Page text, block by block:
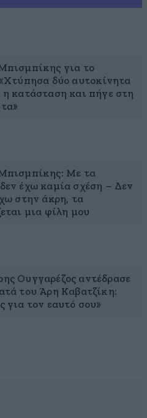
για το
δύο αυτοκίνητα
κατάσταση και πήγε στη
Με τα
έχω καμία σχέση – Δεν
στην άκρη, τα
μια φίλη μου
Ουγγαρέζος αντέδρασε
του Άρη Καβατζίκη:
για τον εαυτό σου»